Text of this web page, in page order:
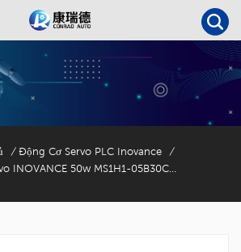
/ Động Cơ Servo PLC Inovance
/
Động Cơ Servo INOVANCE 50w MS1H1-05B30CB-A332Z Với Bộ Mã Hóa 23 Bit